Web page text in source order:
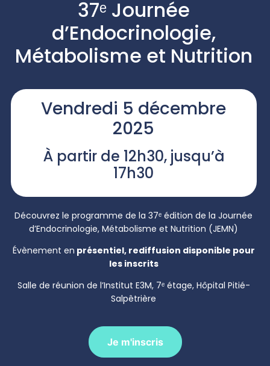
37ᵉ Journée
d’Endocrinologie,
Métabolisme et Nutrition
Vendredi 5 décembre
2025
À partir de 12h30, jusqu’à
17h30
Découvrez le programme de la 37ᵉ édition de laJournée
d’Endocrinologie, Métabolisme et Nutrition (JEMN)
Évènement en présentiel, rediffusion disponible pour
les inscrits
Salle de réunion de l’Institut E3M, 7ᵉ étage, Hôpital Pitié-
Salpêtrière
Je m'inscris